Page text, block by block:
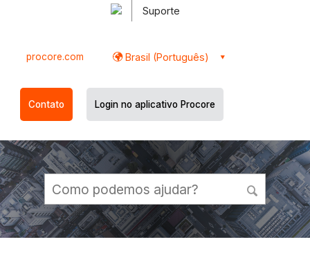
Suporte
procore.com Brasil (Português)
Contato Login no aplicativo Procore